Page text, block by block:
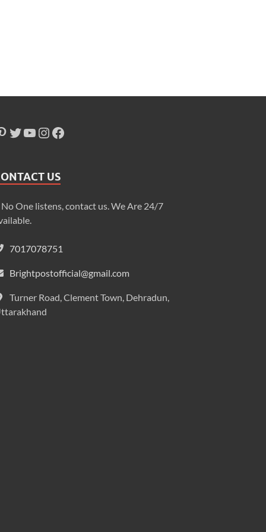
US
One listens, contact us. We Are 24/7
7017078751
Brightpostofficial@gmail.com
Turner Road, Clement Town, Dehradun,